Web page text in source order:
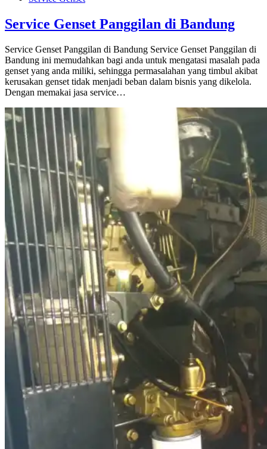
Service Genset Panggilan di Bandung
Service Genset Panggilan di Bandung Service Genset Panggilan di
Bandung ini memudahkan bagi anda untuk mengatasi masalah pada
genset yang anda miliki, sehingga permasalahan yang timbul akibat
kerusakan genset tidak menjadi beban dalam bisnis yang dikelola.
Dengan memakai jasa service…